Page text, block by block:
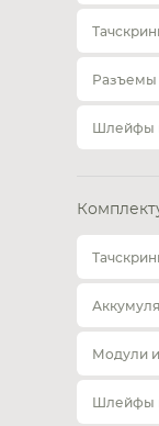
Разъемы
Шлейфы
Модули
Шлейфы